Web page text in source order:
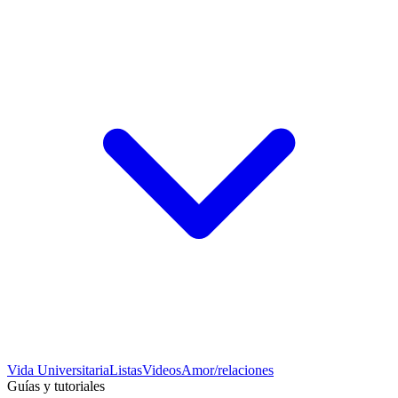
Vida UniversitariaListasVideosAmor/relaciones
Guías y tutoriales